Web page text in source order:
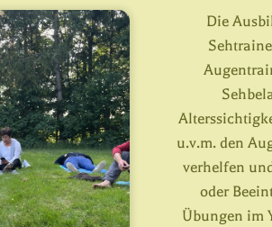
Die
u.v.m. den
verhelfen
oder
Übungen im